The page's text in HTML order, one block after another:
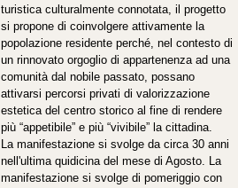
turistica culturalmente connotata, il progetto
si propone di coinvolgere attivamente la
popolazione residente perché, nel contesto di
un rinnovato orgoglio di appartenenza ad una
comunità dal nobile passato, possano
attivarsi percorsi privati di valorizzazione
estetica del centro storico al fine di rendere
più “appetibile” e più “vivibile” la cittadina.
La manifestazione si svolge da circa 30 anni
nell'ultima quidicina del mese di Agosto. La
manifestazione si svolge di pomeriggio con